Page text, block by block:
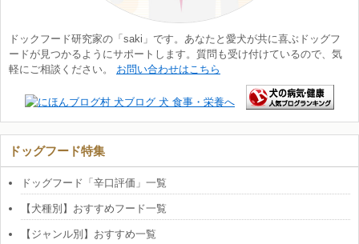
ドックフード研究家の「saki」です。あなたと愛犬が共に喜ぶドッグフ
ードが見つかるようにサポートします。質問も受け付けているので、気
軽にご相談ください。 お問い合わせはこちら
ドッグフード特集
ドッグフード「辛口評価」一覧
【犬種別】おすすめフード一覧
【ジャンル別】おすすめ一覧